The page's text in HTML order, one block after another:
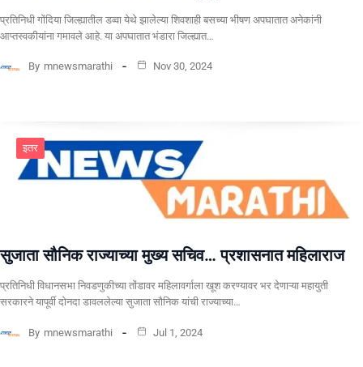
प्रतिनिधी गोंदिया जिल्ह्यातील डव्वा येथे झालेल्या शिवशाही बसच्या भीषण अपघातात अनेकांनी
आप्तस्वकीयांना गमावले आहे. या अपघातात भंडारा जिल्ह्यात…
By mnewsmarathi Nov 30, 2024
इतर
सुजाता सौनिक राज्याच्या मुख्य सचिव… प्रशासनात महिलाराज
प्रतिनिधी विधानसभा निवडणुकीच्या तोंडावर महिलावर्गाला खूश करण्यावर भर देणाऱ्या महायुती
सरकारने यापूर्वी दोनदा डावललेल्या सुजाता सौनिक यांची राज्याच्या…
By mnewsmarathi Jul 1, 2024